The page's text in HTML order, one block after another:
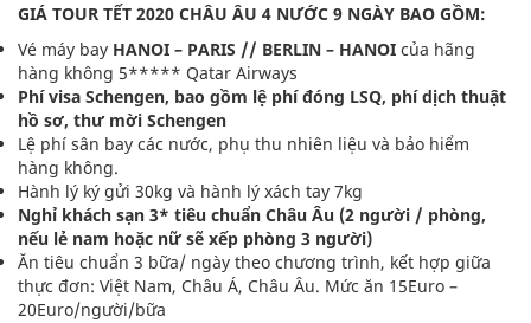
GIÁ TOUR TẾT 2020 CHÂU ÂU 4 NƯỚC 9 NGÀY BAO GỒM:
Vé máy bay HANOI – PARIS // BERLIN – HANOI của hãng
hàng không 5***** Qatar Airways
Phí visa Schengen, bao gồm lệ phí đóng LSQ, phí dịch thuật
hồ sơ, thư mời Schengen
Lệ phí sân bay các nước, phụ thu nhiên liệu và bảo hiểm
hàng không.
Hành lý ký gửi 30kg và hành lý xách tay 7kg
Nghỉ khách sạn 3* tiêu chuẩn Châu Âu (2 người / phòng,
nếu lẻ nam hoặc nữ sẽ xếp phòng 3 người)
Ăn tiêu chuẩn 3 bữa/ ngày theo chương trình, kết hợp giữa
thực đơn: Việt Nam, Châu Á, Châu Âu. Mức ăn 15Euro –
20Euro/người/bữa